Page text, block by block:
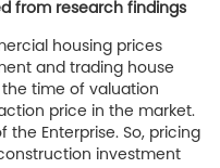
from research findings
housing prices
and trading house
time of valuation
price in the market.
the Enterprise. So, pricing
investment